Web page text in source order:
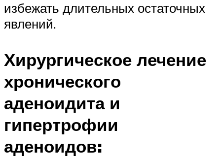
избежать длительных остаточных
явлений.
Хирургическое лечение
хронического
аденоидита и
гипертрофии
аденоидов: